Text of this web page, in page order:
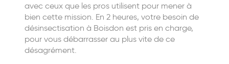
avec ceux que les pros utilisent pour mener à
bien cette mission. En 2 heures, votre besoin de
désinsectisation à Boisdon est pris en charge,
pour vous débarrasser au plus vite de ce
désagrément.